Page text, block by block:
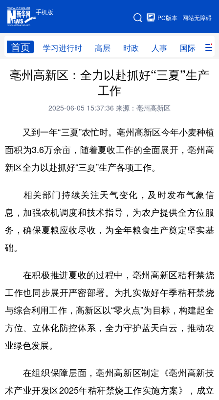
手机版
网站无障碍
PC版本
首页 学习进行时 高层 时政 人事 国际 财
手机版
网站地图
学习进行时 高层 时政 人事
全球连线
科技 科创 量子 体育
文化 书画 健康 军事
法律 中央文件 金融 汽车
食品 人居 信息化 数字经济
学术中国 乡村振兴 银龄 溯源中国
彩票 娱乐 时尚 悦读
公益 一带一路 亚太网 上市公司
北京 天津 河北 山西
亳州高新区：全力以赴抓好“三夏”生产
工作
2025-06-05 15:37:36 来源：亳州高新区
又到一年“三夏”农忙时。亳州高新区今年小麦种植
面积为3.6万余亩，随着夏收工作的全面展开，亳州高
新区全力以赴抓好“三夏”生产各项工作。
相关部门持续关注天气变化，及时发布气象信
息，加强农机调度和技术指导，为农户提供全方位服
务，确保夏粮应收尽收，为全年粮食生产奠定坚实基
础。
在积极推进夏收的过程中，亳州高新区秸秆禁烧
工作也同步展开严密部署。为扎实做好午季秸秆禁烧
与综合利用工作，高新区以“零火点”为目标，构建起全
方位、立体化防控体系，全力守护蓝天白云，推动农
业绿色发展。
在组织保障层面，亳州高新区制定《亳州高新技
术产业开发区2025年秸秆禁烧工作实施方案》，成立